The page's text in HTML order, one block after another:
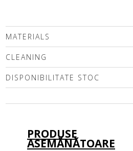
MATERIALS
CLEANING
DISPONIBILITATE STOC
PRODUSE
ASEMĂNĂTOARE